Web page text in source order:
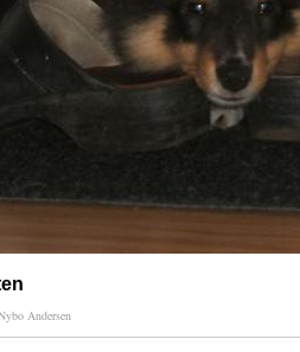
Andersen